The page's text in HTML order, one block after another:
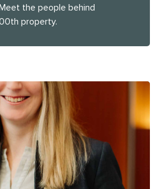
the people behind
property.